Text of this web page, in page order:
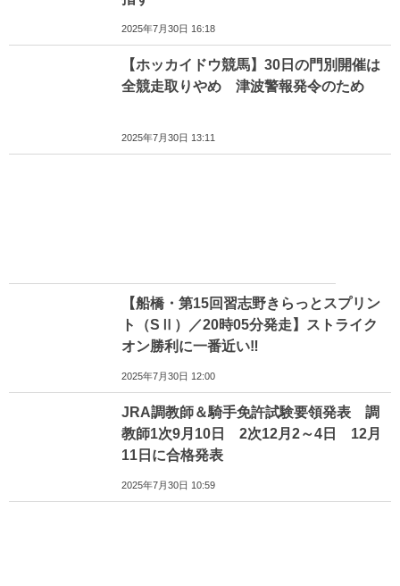
2025年7月30日 16:18
【ホッカイドウ競馬】30日の門別開催は
全競走取りやめ 津波警報発令のため
2025年7月30日 13:11
【船橋・第15回習志野きらっとスプリン
ト（SⅡ）／20時05分発走】ストライク
オン勝利に一番近い‼
2025年7月30日 12:00
JRA調教師＆騎手免許試験要領発表 調
教師1次9月10日 2次12月2～4日 12月
11日に合格発表
2025年7月30日 10:59